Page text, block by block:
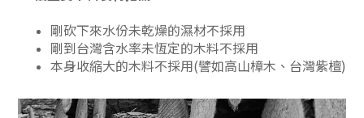
剛砍下來水份未乾燥的濕材不採用
剛到台灣含水率未恆定的木料不採用
本身收縮大的木料不採用(譬如高山樟木、台灣紫檀)